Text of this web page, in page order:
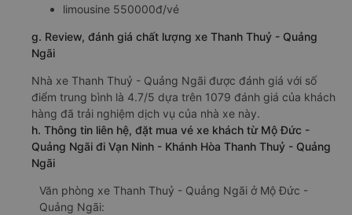
limousine 550000đ/vé
g. Review, đánh giá chất lượng xe Thanh Thuỷ - Quảng
Ngãi
Nhà xe Thanh Thuỷ - Quảng Ngãi được đánh giá với số
điểm trung bình là 4.7/5 dựa trên 1079 đánh giá của khách
hàng đã trải nghiệm dịch vụ của nhà xe này.
h. Thông tin liên hệ, đặt mua vé xe khách từ Mộ Đức -
Quảng Ngãi đi Vạn Ninh - Khánh Hòa Thanh Thuỷ - Quảng
Ngãi
Văn phòng xe Thanh Thuỷ - Quảng Ngãi ở Mộ Đức -
Quảng Ngãi: